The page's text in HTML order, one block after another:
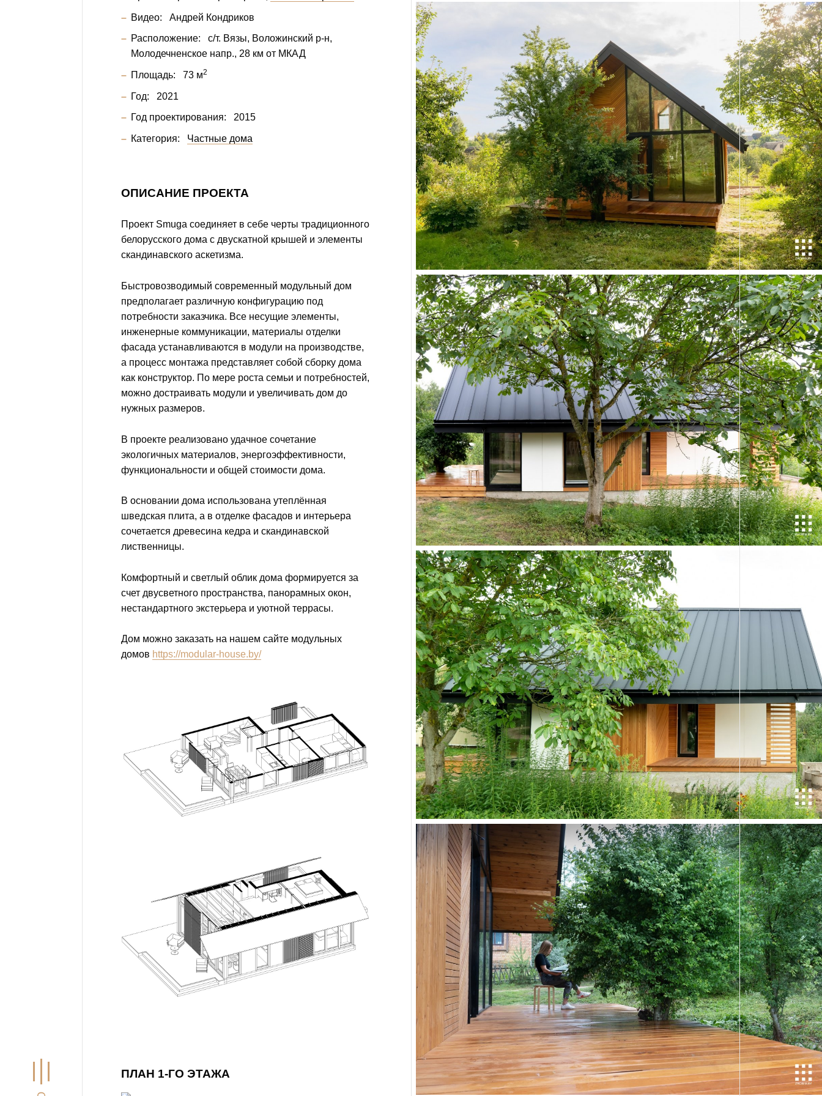
Видео: Андрей Кондриков
Расположение:
с/т. Вязы, Воложинский р-н,
Молодечненское напр., 28 км от МКАД
Площадь: 73 м2
Год: 2021
Год проектирования: 2015
Категория: Частные дома
ОПИСАНИЕ ПРОЕКТА
Проект Smuga соединяет в себе черты традиционного
белорусского дома с двускатной крышей и элементы
скандинавского аскетизма.
Быстровозводимый современный модульный дом
предполагает различную конфигурацию под
потребности заказчика. Все несущие элементы,
инженерные коммуникации, материалы отделки
фасада устанавливаются в модули на производстве,
а процесс монтажа представляет собой сборку дома
как конструктор. По мере роста семьи и потребностей,
можно достраивать модули и увеличивать дом до
нужных размеров.
В проекте реализовано удачное сочетание
экологичных материалов, энергоэффективности,
функциональности и общей стоимости дома.
В основании дома использована утеплённая
шведская плита, а в отделке фасадов и интерьера
сочетается древесина кедра и скандинавской
лиственницы.
Комфортный и светлый облик дома формируется за
счет двусветного пространства, панорамных окон,
нестандартного экстерьера и уютной террасы.
Дом можно заказать на нашем сайте модульных
домов https://modular-house.by/
ПЛАН 1-ГО ЭТАЖА